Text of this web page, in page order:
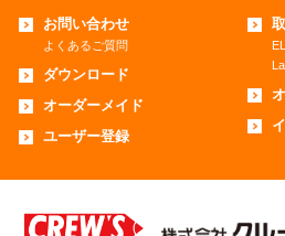
お問い合わせ
よくあるご質問
ダウンロード
オーダーメイド
ユーザー登録